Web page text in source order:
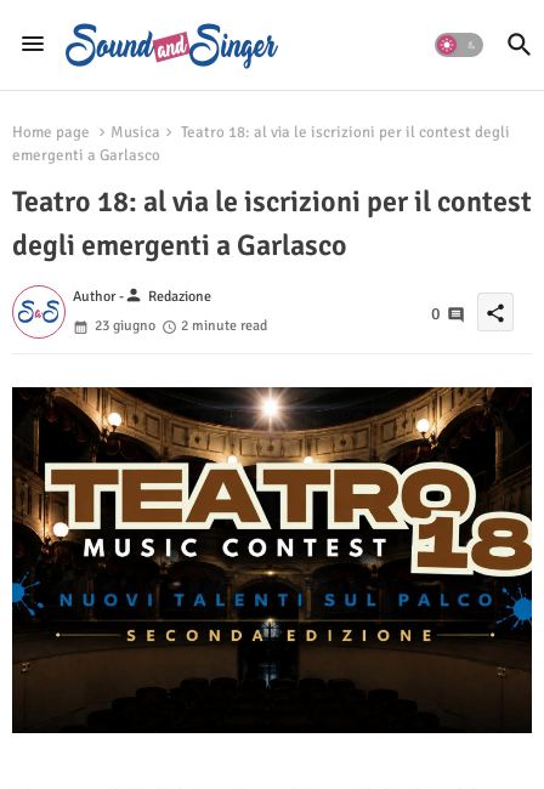
Home page Musica
Teatro 18: al via le iscrizioni per il contest degli
emergenti a Garlasco
Teatro 18: al via le iscrizioni per il contest
degli emergenti a Garlasco
Author -person Redazione
23 giugno
2 minute read
0 share